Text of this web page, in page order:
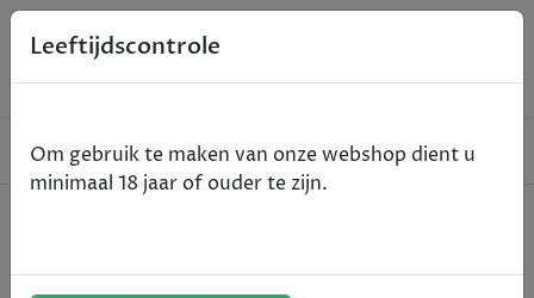
Home Gin Monkey 47 - 50cl
Leeftijdscontrole
Om gebruik te maken van onze webshop dient u
minimaal 18 jaar of ouder te zijn.